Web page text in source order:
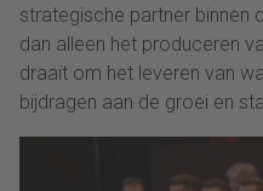
strategische partner binnen
dan alleen het produceren
draait om het leveren van
bijdragen aan de groei en